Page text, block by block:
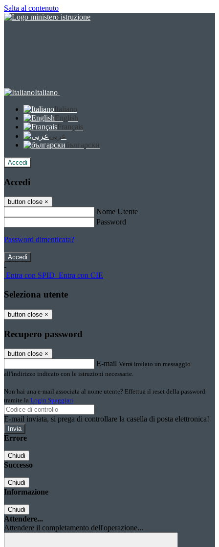
Salta al contenuto
Italiano
Italiano
English
Français
عربى
български
Accedi
Accedi
button close ×
Nome Utente
Password
Password dimenticata?
-
Entra con SPID Entra con CIE
Seleziona utente
button close ×
Recupero password
button close ×
E-mail Verrà inviato un messaggio
all'indirizzo indicato con le istruzioni necessarie.
Non hai una e-mail associata al nome utente? Effettua il reset della password
tramite la Login Spaggiari
E-mail inviata, si prega di controllare la casella di posta elettronica!
Errore
Chiudi
Successo
Chiudi
Informazione
Chiudi
Attendere...
Attendere il completamento dell'operazione...